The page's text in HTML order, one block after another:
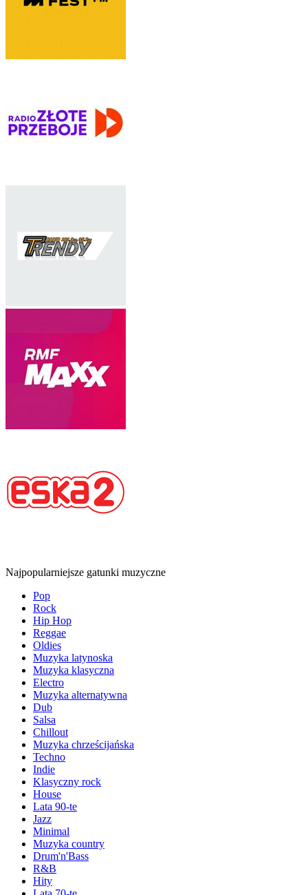
Najpopularniejsze gatunki muzyczne
Pop
Rock
Hip Hop
Reggae
Oldies
Muzyka latynoska
Muzyka klasyczna
Electro
Muzyka alternatywna
Dub
Salsa
Chillout
Muzyka chrześcijańska
Techno
Indie
Klasyczny rock
House
Lata 90-te
Jazz
Minimal
Muzyka country
Drum'n'Bass
R&B
Hity